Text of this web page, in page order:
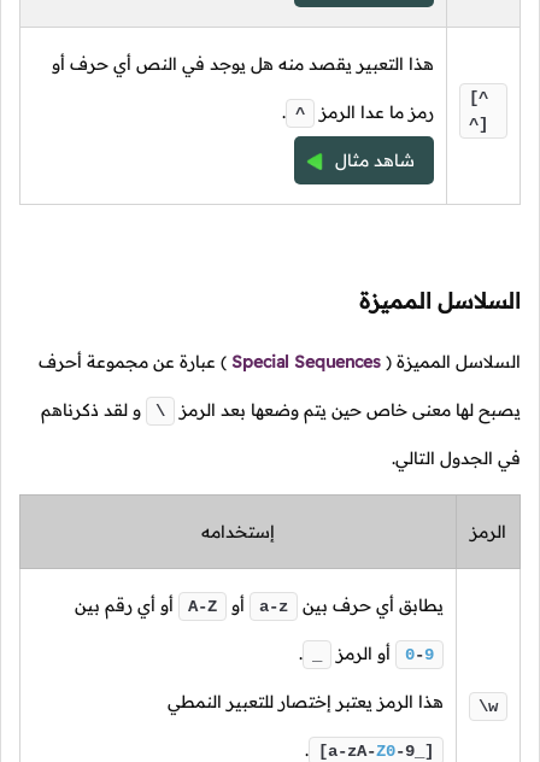
[^
^]
هذا التعبير يقصد منه هل يوجد في النص أي حرف أو
رمز ما عدا الرمز ^
.
شاهد مثال
السلاسل المميزة
السلاسل المميزة (
Special Sequences
) عبارة عن مجموعة أحرف
يصبح لها معنى خاص حين يتم وضعها بعد الرمز \ و لقد ذكرناهم
في الجدول التالي.
الرمز إستخدامه
\w
يطابق أي حرف بين a-z أو A-Z أو أي رقم بين
0-9 أو الرمز .
هذا الرمز يعتبر إختصار للتعبير النمطي
[a-zA-Z0-9_]
.